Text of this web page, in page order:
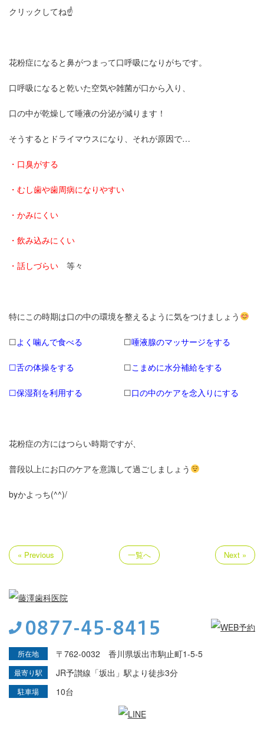
クリックしてね☝
花粉症になると鼻がつまって口呼吸になりがちです。
口呼吸になると乾いた空気や雑菌が口から入り、
口の中が乾燥して唾液の分泌が減ります！
そうするとドライマウスになり、それが原因で…
・口臭がする
・むし歯や歯周病になりやすい
・かみにくい
・飲み込みにくい
・話しづらい 等々
特にこの時期は口の中の環境を整えるように気をつけましょう
☐よく噛んで食べる ☐唾液腺のマッサージをする
☐舌の体操をする ☐こまめに水分補給をする
☐保湿剤を利用する ☐口の中のケアを念入りにする
花粉症の方にはつらい時期ですが、
普段以上にお口のケアを意識して過ごしましょう
byかよっち(^^)/
« Previous 一覧へ Next »
所在地 〒762-0032 香川県坂出市駒止町1-5-5
最寄り駅 JR予讃線「坂出」駅より徒歩3分
駐車場 10台